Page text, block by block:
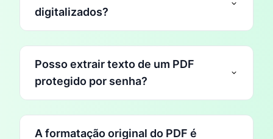
conversor de PDF para texto com
tecnologia OCR
Envie seu arquivo PDF para o conversor.
O mecanismo OCR detecta e lê
automaticamente o texto.
digitalizados?
Reconhecimento Óptico de Caracteres
(OCR)
Ideal para documentos escaneados ou fotos
Posso extrair texto de um PDF
protegido por senha?
A formatação original do PDF é